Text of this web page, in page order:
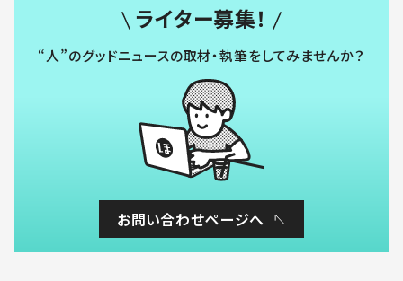
ライター募集！
“人”のグッドニュースの取材・執筆をしてみませんか？
お問い合わせページへ